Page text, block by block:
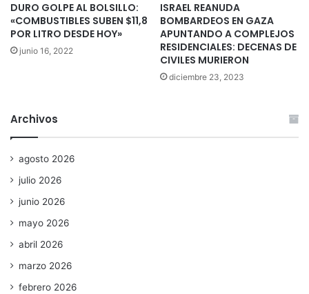
DURO GOLPE AL BOLSILLO:
«COMBUSTIBLES SUBEN $11,8
POR LITRO DESDE HOY»
junio 16, 2022
ISRAEL REANUDA
BOMBARDEOS EN GAZA
APUNTANDO A COMPLEJOS
RESIDENCIALES: DECENAS DE
CIVILES MURIERON
diciembre 23, 2023
Archivos
agosto 2026
julio 2026
junio 2026
mayo 2026
abril 2026
marzo 2026
febrero 2026